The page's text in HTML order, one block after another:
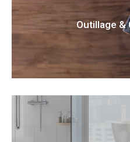
Outillage &